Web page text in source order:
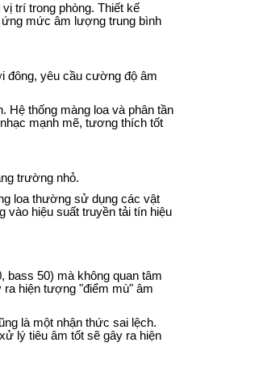
trí trong phòng. Thiết kế
mức âm lượng trung bình
đông, yêu cầu cường độ âm
Hệ thống màng loa và phân tần
mạnh mẽ, tương thích tốt
trường nhỏ.
loa thường sử dụng các vật
vào hiệu suất truyền tải tín hiệu
50) mà không quan tâm
ra hiện tượng "điểm mù" âm
là một nhận thức sai lệch.
lý tiêu âm tốt sẽ gây ra hiện